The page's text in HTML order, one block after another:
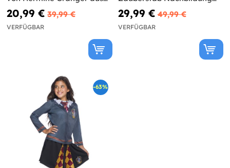
Harry Potter und die
Heiligtümer des Todes
20,99 € 39,99 €
VERFÜGBAR
mit Licht
29,99 € 49,99 €
VERFÜGBAR
-63%